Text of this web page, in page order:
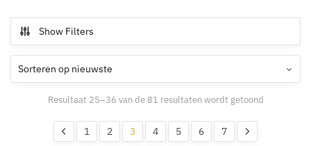
meerdere
variaties.
Deze
optie
Show Filters
Resultaat 25–36 van de 81 resultaten wordt getoondGesorteerd
1 2 3 4 5 6 7